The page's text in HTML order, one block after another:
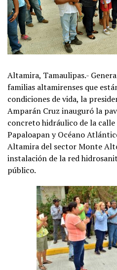
Altamira, Tamaulipas.-
familias altamirenses que
condiciones de vida, la
Amparán Cruz inauguró la
concreto hidráulico de la
Papaloapan y Océano
Altamira del sector Monte
instalación de la red
público.